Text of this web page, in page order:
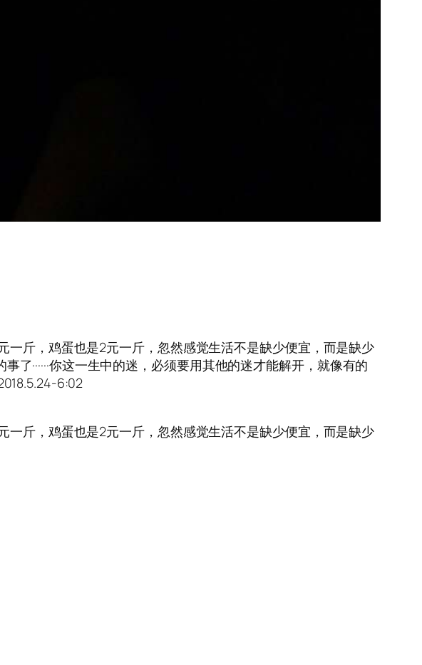
斤，鸡蛋也是2元一斤，忽然感觉生活不是缺少便宜，而是缺少
了······你这一生中的迷，必须要用其他的迷才能解开，就像有的
6:02
斤，鸡蛋也是2元一斤，忽然感觉生活不是缺少便宜，而是缺少